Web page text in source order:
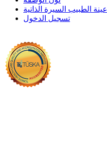
عينة الطبيب السيرة الذاتية
تسجيل الدخول